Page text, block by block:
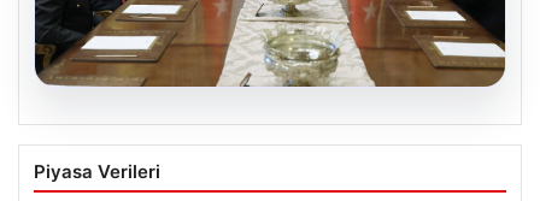
05.08.2026
Türk Hava Kuvvetleri’nin ilk kadın
paşası Özlem Karapınar oldu
Piyasa Verileri